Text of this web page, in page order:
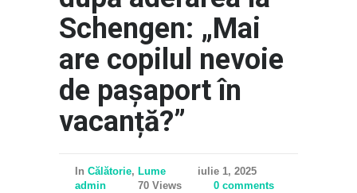
Schengen: „Mai
are copilul nevoie
de pașaport în
vacanță?”
In Călătorie, Lume
iulie 1, 2025
admin
70 Views 0 comments